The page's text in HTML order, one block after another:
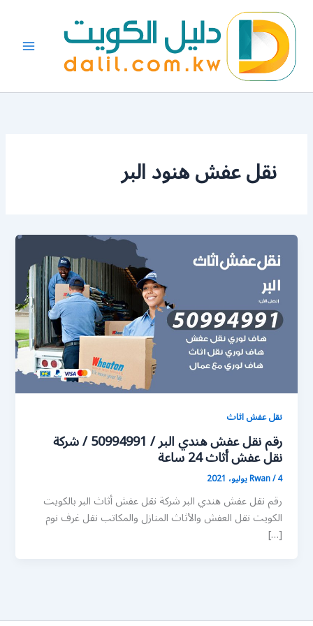
المحتوى
نقل عفش هنود البر
نقل عفش اثاث
رقم نقل عفش هندي البر / 50994991 / شركة
نقل عفش أثاث 24 ساعة
Rwan/4 يوليو، 2021
رقم نقل عفش هندي البر شركة نقل عفش أثاث البر بالكويت
الكويت نقل العفش والأثاث المنازل والمكاتب نقل غرف نوم
[…]